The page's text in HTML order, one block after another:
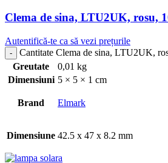
Clema de sina, LTU2UK, rosu,
Autentifică-te ca să vezi prețurile
Cantitate Clema de sina, LTU2UK,
Greutate
0,01 kg
Dimensiuni 5 × 5 × 1 cm
Brand Elmark
Dimensiune 42.5 x 47 x 8.2 mm